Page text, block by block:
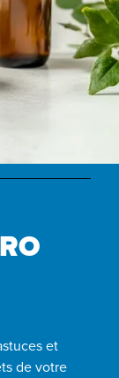
et
de votre